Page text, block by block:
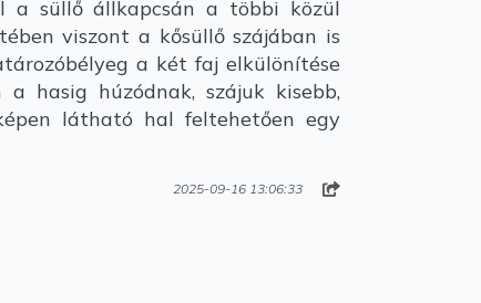
a süllő állkapcsán a többi közül
viszont a kősüllő szájában is
a két faj elkülönítése
hasig húzódnak, szájuk kisebb,
látható hal feltehetően egy
2025-09-16 13:06:33